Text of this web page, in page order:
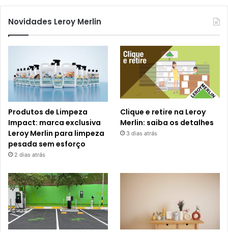
Novidades Leroy Merlin
Produtos de Limpeza
Impact: marca exclusiva
Leroy Merlin para limpeza
pesada sem esforço
2 dias atrás
Clique e retire na Leroy
Merlin: saiba os detalhes
3 dias atrás